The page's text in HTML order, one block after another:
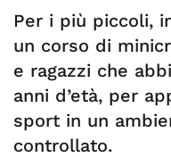
Per i più piccoli,
un corso di
e ragazzi che
anni d’età, per
sport in un
controllato.